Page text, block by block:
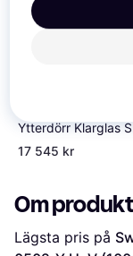
Ytterdörr Klarglas S
0502-Y V, H
17 545 kr
Om
Lägsta pris på